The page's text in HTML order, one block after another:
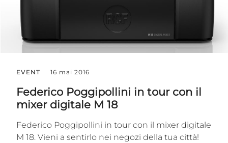
EVENT 16 mai 2016
Federico Poggipollini in tour con il
mixer digitale M 18
Federico ‪‎Poggipollini‬ in tour con il ‪mixer digitale‬
M 18. Vieni a sentirlo nei negozi della tua città!